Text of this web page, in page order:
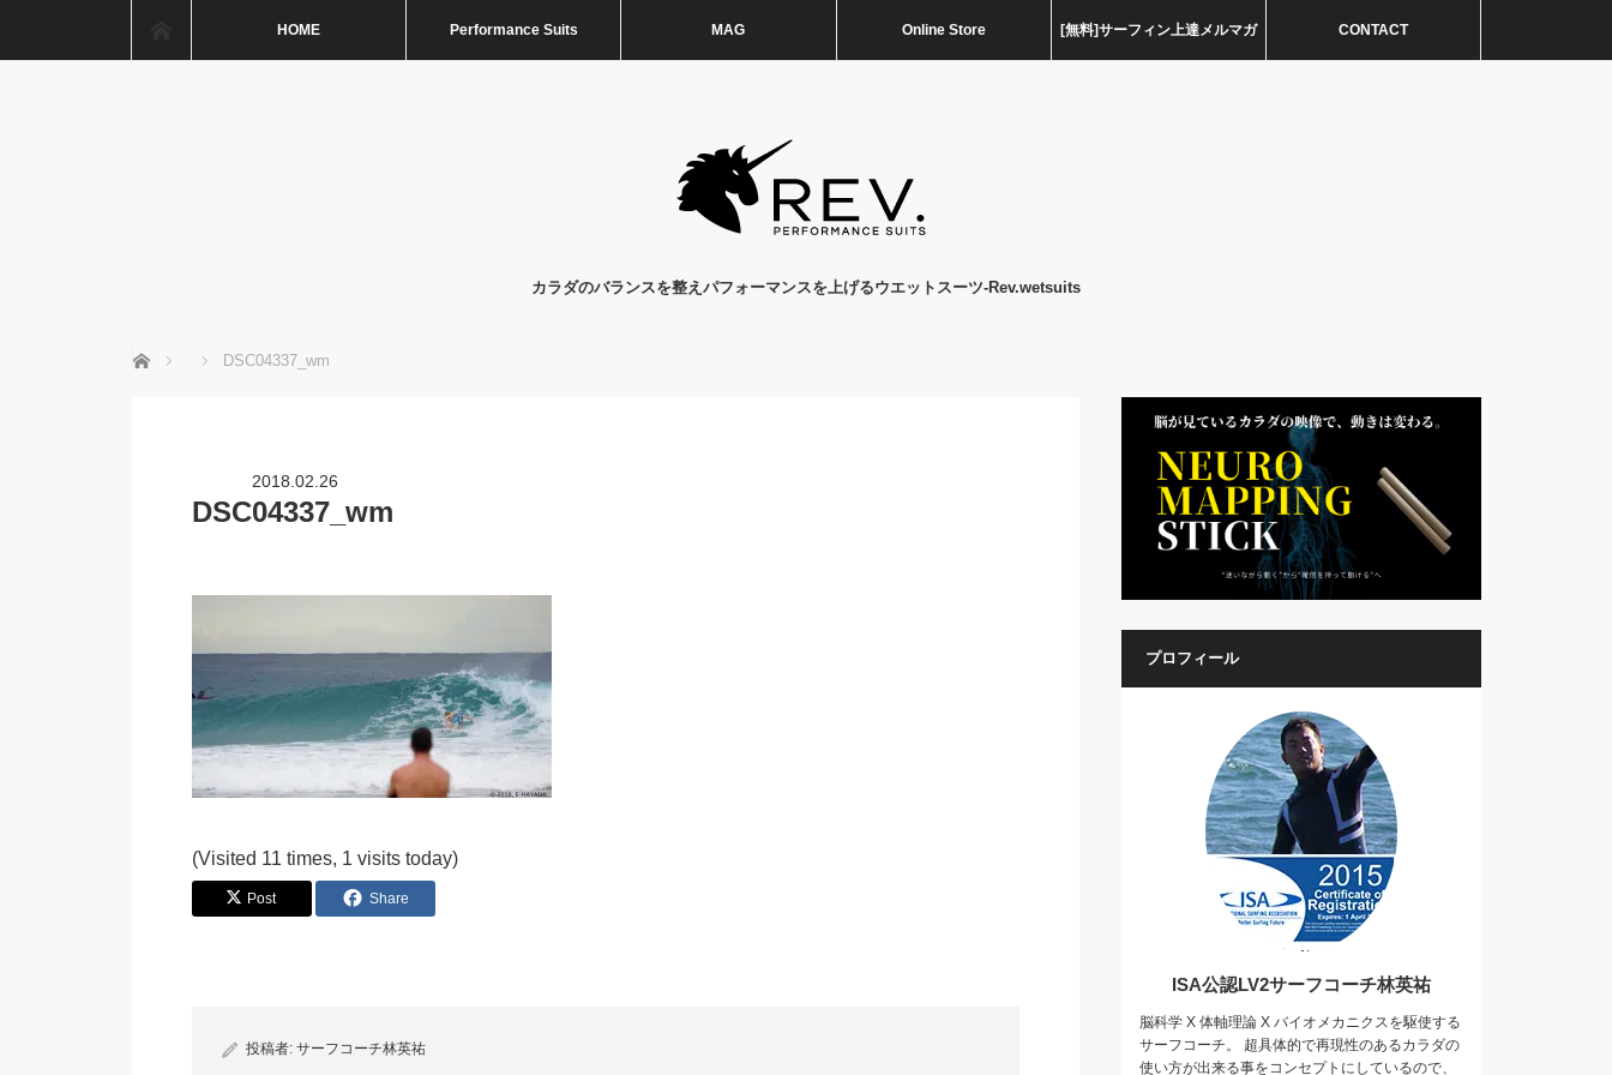
HOME Performance Suits MAG Online Store [無料]サーフィン上達メルマガ CONTACT
カラダのバランスを整えパフォーマンスを上げるウエットスーツ-Rev.wetsuits
ホーム DSC04337_wm
2018.02.26
DSC04337_wm
(Visited 11 times, 1 visits today)
Post Share
投稿者: サーフコーチ林英祐
プロフィール
ISA公認LV2サーフコーチ林英祐
脳科学 X 体軸理論 X バイオメカニクスを駆使する
サーフコーチ。 超具体的で再現性のあるカラダの
使い方が出来る事をコンセプトにしているので、